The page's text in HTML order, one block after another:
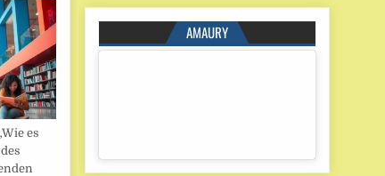
es
AMAURY